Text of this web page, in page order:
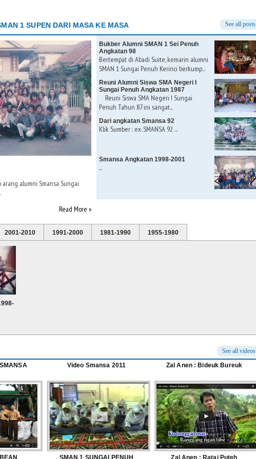
See all posts
1 SUPEN DARI MASA KE MASA
alumni Smansa Sungai
Read More »
Bukber Alumni SMAN 1 Sei Penuh
Angkatan 98
Bertempat di Abadi Suite, kemarin alumni
SMAN 1 Sungai Penuh Kerinci berkump...
Reuni Alumni Siswa SMA Negeri I
Sungai Penuh Angkatan 1987
Reuni Siswa SMA Negeri I Sungai
Penuh Tahun 87 ini sangat...
Dari angkatan Smansa 92
Klik Sumber : ex. SMANSA 92 ...
Smansa Angkatan 1998-2001
...
2001-2010 1991-2000 1981-1990 1955-1980
See all videos
Video Smansa 2011 Zal Anen : Bideuk Bureuk
SMAN 1 SUNGAI PENUH Zal Anen : Ratai Puteh